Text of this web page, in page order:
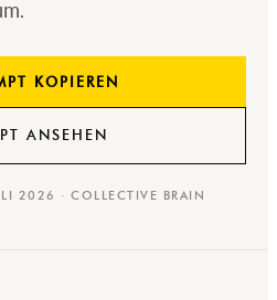
KOPIEREN
ANSEHEN
2026 · COLLECTIVE BRAIN